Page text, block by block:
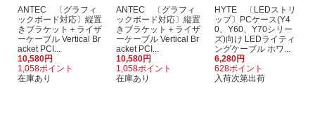
ANTEC 〔グラフィ
ックボード対応〕縦置
きブラケット＋ライザ
ーケーブル Vertical Br
acket PCI...
10,580円
1,058ポイント
在庫あり
ANTEC 〔グラフィ
ックボード対応〕縦置
きブラケット＋ライザ
ーケーブル Vertical Br
acket PCI...
10,580円
1,058ポイント
在庫あり
HYTE 〔LEDストリ
ップ〕PCケース(Y4
0、Y60、Y70シリー
ズ)向け LEDライティ
ングケーブル ホワ...
6,280円
628ポイント
入荷次第出荷